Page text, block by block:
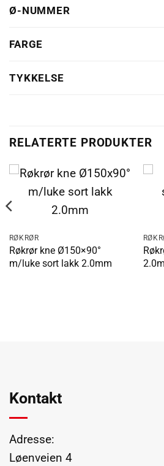
Ø-NUMMER
FARGE
TYKKELSE
RELATERTE PRODUKTER
RØKRØR
Røkrør kne Ø150×90°
m/luke sort lakk 2.0mm
Kontakt
Adresse:
Løenveien 4